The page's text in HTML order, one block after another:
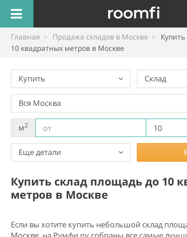
Главная Продажа складов в Москве
10 квадратных метров в Москве
Купить Склад
Вся Москва
м2
Еще детали
Купить склад площадь до 10
метров в Москве
Если вы хотите купить небольшой склад